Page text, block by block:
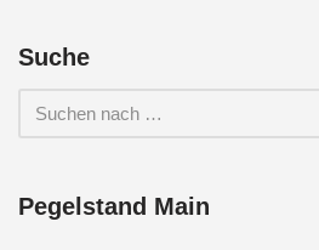
Suche
Pegelstand Main